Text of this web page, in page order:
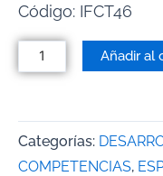
Código: IFCT46
Añadir al
Categorías:
COMPETENCIAS,